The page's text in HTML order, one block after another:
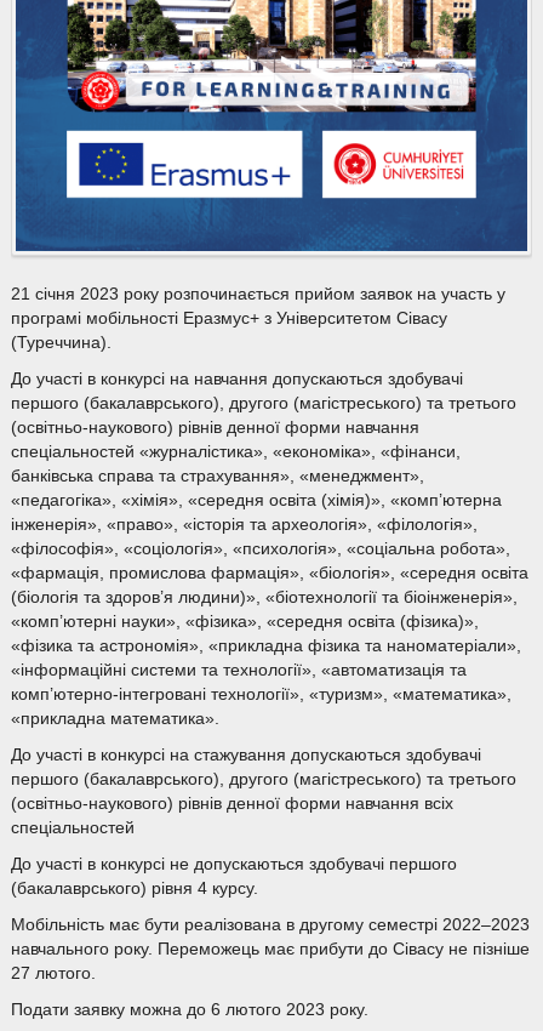
21 січня 2023 року розпочинається прийом заявок на участь у
програмі мобільності Еразмус+ з Університетом Сівасу
(Туреччина).
До участі в конкурсі на навчання допускаються здобувачі
першого (бакалаврського), другого (магістреського) та третього
(освітньо-наукового) рівнів денної форми навчання
спеціальностей «журналістика», «економіка», «фінанси,
банківська справа та страхування», «менеджмент»,
«педагогіка», «хімія», «середня освіта (хімія)», «комп’ютерна
інженерія», «право», «історія та археологія», «філологія»,
«філософія», «соціологія», «психологія», «соціальна робота»,
«фармація, промислова фармація», «біологія», «середня освіта
(біологія та здоров’я людини)», «біотехнології та біоінженерія»,
«комп’ютерні науки», «фізика», «середня освіта (фізика)»,
«фізика та астрономія», «прикладна фізика та наноматеріали»,
«інформаційні системи та технології», «автоматизація та
комп’ютерно-інтегровані технології», «туризм», «математика»,
«прикладна математика».
До участі в конкурсі на стажування допускаються здобувачі
першого (бакалаврського), другого (магістреського) та третього
(освітньо-наукового) рівнів денної форми навчання всіх
спеціальностей
До участі в конкурсі не допускаються здобувачі першого
(бакалаврського) рівня 4 курсу.
Мобільність має бути реалізована в другому семестрі 2022–2023
навчального року. Переможець має прибути до Сівасу не пізніше
27 лютого.
Подати заявку можна до 6 лютого 2023 року.